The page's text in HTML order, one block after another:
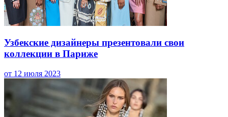
Узбекские дизайнеры презентовали свои
коллекции в Париже
от 12 июля 2023